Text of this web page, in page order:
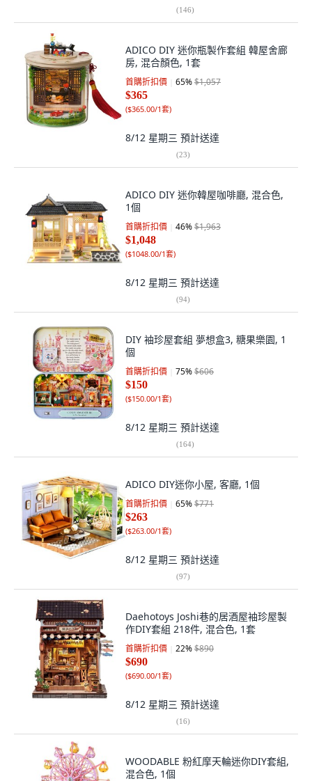
(146)
ADICO DIY 迷你瓶製作套組 韓屋舍廊
房, 混合顏色, 1套
首購折扣價 65%$1,057
$365
($365.00/1套)
8/12 星期三 預計送達
(23)
ADICO DIY 迷你韓屋咖啡廳, 混合色,
1個
首購折扣價 46%$1,963
$1,048
($1048.00/1套)
8/12 星期三 預計送達
(94)
DIY 袖珍屋套組 夢想盒3, 糖果樂園, 1
個
首購折扣價 75%$606
$150
($150.00/1套)
8/12 星期三 預計送達
(164)
ADICO DIY迷你小屋, 客廳, 1個
首購折扣價 65%$771
$263
($263.00/1套)
8/12 星期三 預計送達
(97)
Daehotoys Joshi巷的居酒屋袖珍屋製
作DIY套組 218件, 混合色, 1套
首購折扣價 22%$890
$690
($690.00/1套)
8/12 星期三 預計送達
(16)
WOODABLE 粉紅摩天輪迷你DIY套組,
混合色, 1個